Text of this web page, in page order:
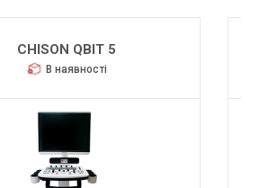
CHISON QBIT 5
В наявності